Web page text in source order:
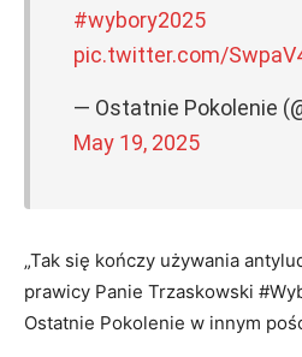
#wybory2025
pic.twitter.com/
— Ostatnie Pokolenie
May 19, 2025
„Tak się kończy używania
prawicy Panie Trzaskowski
Ostatnie Pokolenie w innym